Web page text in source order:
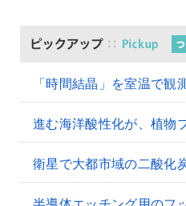
「時間結晶」を室温で観
進む海洋酸性化が、植物
衛星で大都市域の二酸化